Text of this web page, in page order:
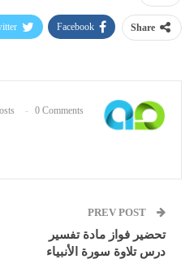
Share
Facebook
0 Comments
تحضير فواز مادة تفسير
درس تلاوة سورة الأنبياء